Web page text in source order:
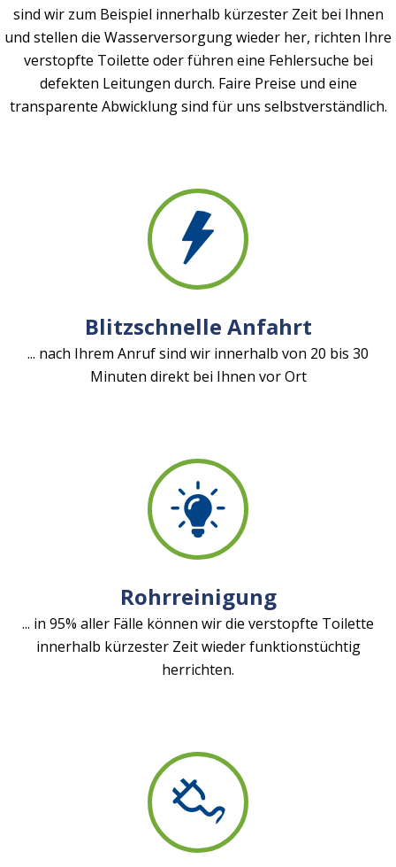
sind wir zum Beispiel innerhalb kürzester Zeit bei Ihnen
und stellen die Wasserversorgung wieder her, richten Ihre
verstopfte Toilette oder führen eine Fehlersuche bei
defekten Leitungen durch. Faire Preise und eine
transparente Abwicklung sind für uns selbstverständlich.
Blitzschnelle Anfahrt
... nach Ihrem Anruf sind wir innerhalb von 20 bis 30
Minuten direkt bei Ihnen vor Ort
Rohrreinigung
... in 95% aller Fälle können wir die verstopfte Toilette
innerhalb kürzester Zeit wieder funktionstüchtig
herrichten.